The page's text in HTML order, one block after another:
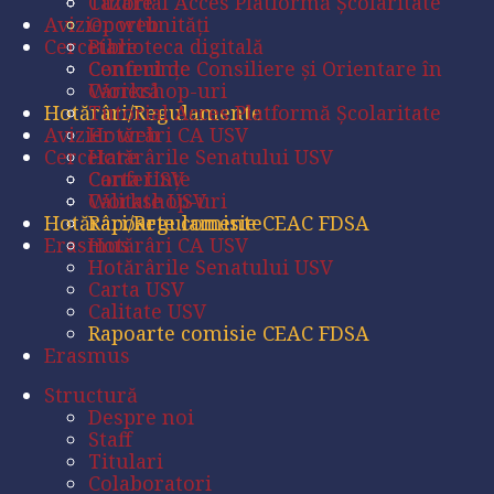
Avizier web
Cercetare
Conferințe
Workshop-uri
Hotărâri/Regulamente
Hotărâri CA USV
Hotărârile Senatului USV
Carta USV
Calitate USV
Rapoarte comisie CEAC FDSA
Erasmus
Oportunități
Biblioteca digitală
Centrul de Consiliere şi Orientare în
Carieră
Tutorial Acces Platformă Școlaritate
Avizier web
Cercetare
Conferințe
Workshop-uri
Hotărâri/Regulamente
Hotărâri CA USV
Hotărârile Senatului USV
Carta USV
Calitate USV
Rapoarte comisie CEAC FDSA
Erasmus
Structură
Despre noi
Staff
Titulari
Colaboratori